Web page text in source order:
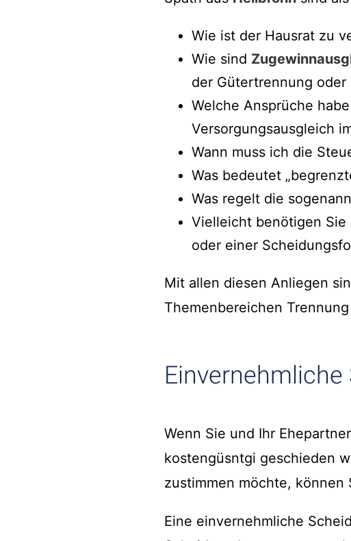
Wie ist der Hausrat zu
Wie sind
der Gütertrennung
Welche Ansprüche
Versorgungsausgleich
Wann muss ich die
Was bedeutet
Was regelt die
Vielleicht benötigen Sie
oder einer
Mit allen diesen Anliegen
Themenbereichen
Wenn Sie und Ihr
kostengüsntgi geschieden
zustimmen möchte,
Eine einvernehmliche